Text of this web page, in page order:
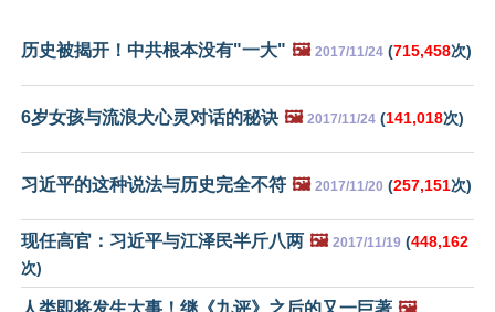
历史被揭开！中共根本没有"一大" 🖼️ 2017/11/24 (715,458次)
6岁女孩与流浪犬心灵对话的秘诀 🖼️ 2017/11/24 (141,018次)
习近平的这种说法与历史完全不符 🖼️ 2017/11/20 (257,151次)
现任高官：习近平与江泽民半斤八两 🖼️ 2017/11/19 (448,162
次)
人类即将发生大事！继《九评》之后的又一巨著 🖼️